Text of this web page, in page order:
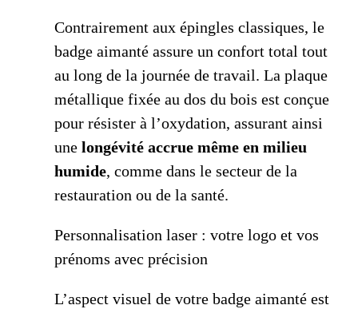
Contrairement aux épingles classiques, le
badge aimanté assure un confort total tout
au long de la journée de travail. La plaque
métallique fixée au dos du bois est conçue
pour résister à l’oxydation, assurant ainsi
une longévité accrue même en milieu
humide, comme dans le secteur de la
restauration ou de la santé.
Personnalisation laser : votre logo et vos
prénoms avec précision
L’aspect visuel de votre badge aimanté est